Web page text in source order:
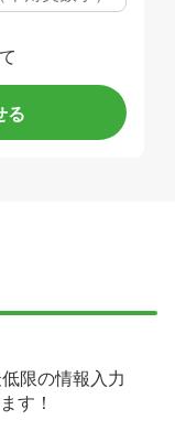
る
限の情報入力
す！